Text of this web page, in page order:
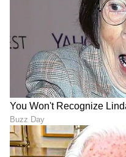
ಹುಡುಗಿಯರು? ಬ್ಲಾಕ್ ವಿಡೋ
'35 ವರ್ಷ ಆದ್ಮೇಲೆ ನಾನು
ನಾನಾಗಿರಲಿಲ್ಲ, ನಿದ್ದೆ ಬರ್ತಿರಲಿಲ್ಲ':
ಹೆಣ್ಣುಮಕ್ಕಳ ಸಮಸ್ಯೆ ಬಗ್ಗೆ ನಟಿ